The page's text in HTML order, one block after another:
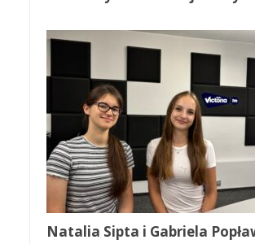
Natalia Sipta i Gabriela